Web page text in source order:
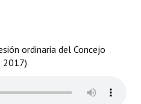
ordinaria del Concejo
2017)